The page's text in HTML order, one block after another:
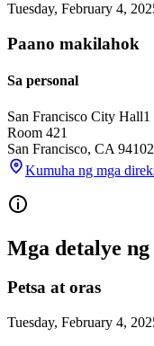
Tuesday, February 4,
Paano makilahok
Sa personal
San Francisco City Hall1
Room 421
San Francisco, CA 94102
Kumuha ng mga
Mga detalye
Petsa at oras
Tuesday, February 4,